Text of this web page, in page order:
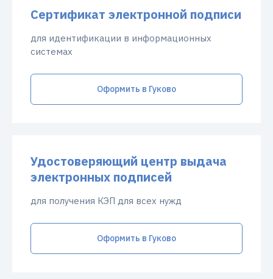
Сертификат электронной подписи
для идентификации в информационных
системах
Оформить в Гуково
Удостоверяющий центр выдача
электронных подписей
для получения КЭП для всех нужд
Оформить в Гуково